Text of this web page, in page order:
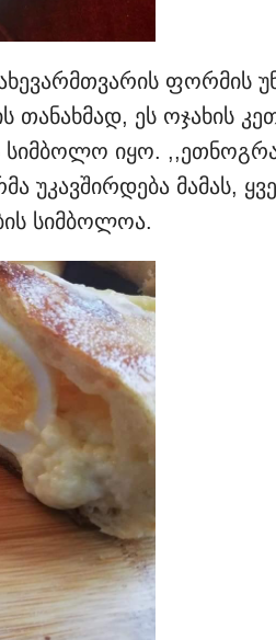
ფორმის
თანახმად, ეს ოჯახის
სიმბოლო იყო.
მამას,
სიმბოლოა.